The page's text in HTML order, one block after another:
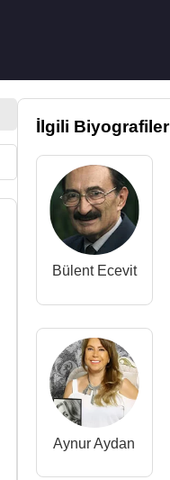
İlgili Biyografiler
Bülent Ecevit
Aynur Aydan